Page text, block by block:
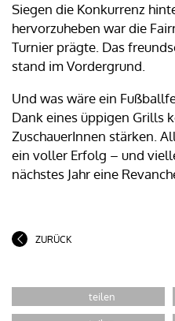
Siegen die Konkurrenz
hervorzuheben war die
Turnier prägte. Das
stand im Vordergrund.
Und was wäre ein
Dank eines üppigen Grills
ZuschauerInnen stärken.
ein voller Erfolg – und
nächstes Jahr eine
ZURÜCK